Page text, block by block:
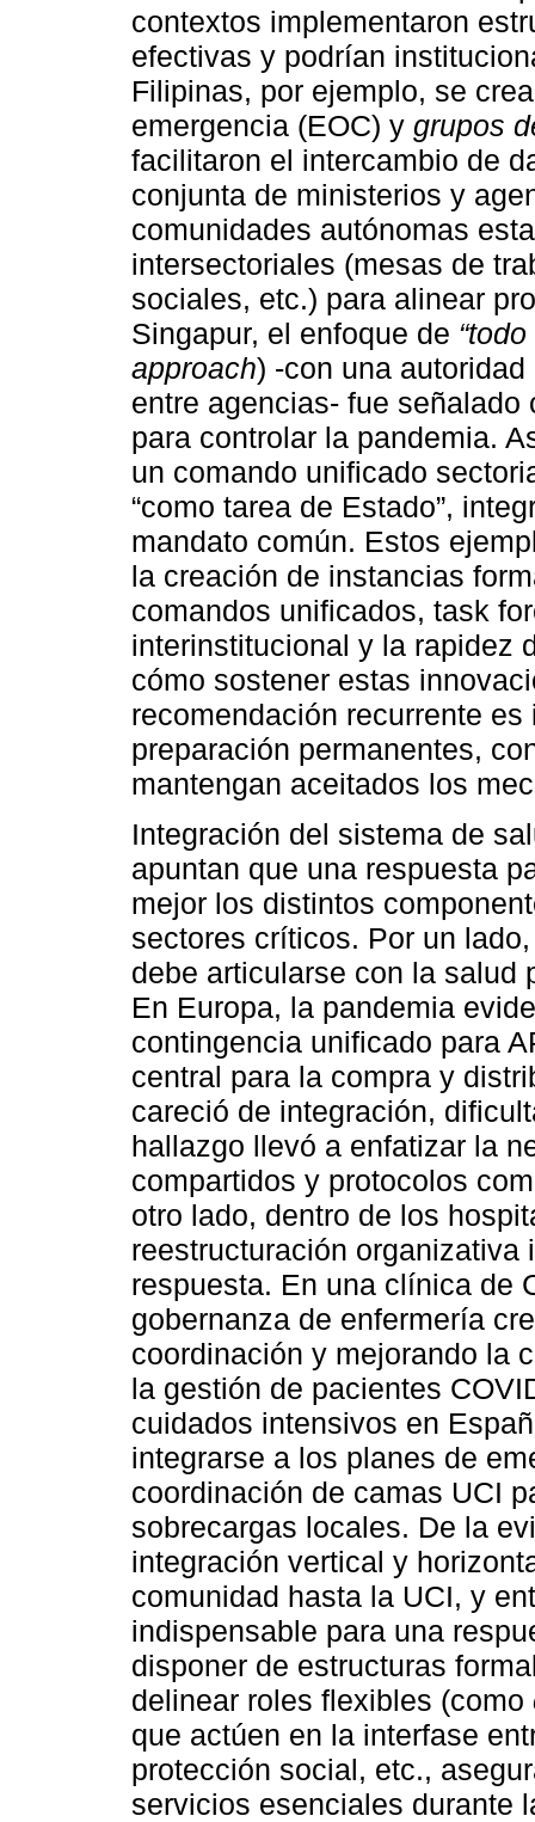
contextos implementaron
efectivas y podrían
Filipinas, por ejemplo, se
emergencia (EOC) y grupos
facilitaron el intercambio de
conjunta de ministerios y
comunidades autónomas
intersectoriales (mesas de
sociales, etc.) para alinear
Singapur, el enfoque de
approach) -con una
entre agencias- fue
para controlar la pandemia.
un comando unificado
“como tarea de Estado”,
mandato común. Estos
la creación de instancias
comandos unificados, task
interinstitucional y la rapidez
cómo sostener estas
recomendación recurrente
preparación permanentes,
mantengan aceitados los
Integración del sistema de
apuntan que una respuesta
mejor los distintos
sectores críticos. Por un
debe articularse con la salud
En Europa, la pandemia
contingencia unificado para
central para la compra y
careció de integración,
hallazgo llevó a enfatizar la
compartidos y protocolos
otro lado, dentro de los
reestructuración organizativa
respuesta. En una clínica de
gobernanza de enfermería
coordinación y mejorando la
la gestión de pacientes
cuidados intensivos en
integrarse a los planes de
coordinación de camas UCI
sobrecargas locales. De la
integración vertical y
comunidad hasta la UCI, y
indispensable para una
disponer de estructuras
delinear roles flexibles (como
que actúen en la interfase
protección social, etc.,
servicios esenciales durante